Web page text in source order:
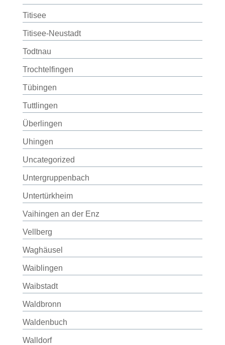
Titisee
Titisee-Neustadt
Todtnau
Trochtelfingen
Tübingen
Tuttlingen
Überlingen
Uhingen
Uncategorized
Untergruppenbach
Untertürkheim
Vaihingen an der Enz
Vellberg
Waghäusel
Waiblingen
Waibstadt
Waldbronn
Waldenbuch
Walldorf